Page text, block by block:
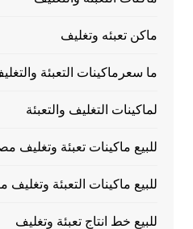
ماكن تعبئه وتغليف
ما سعرماكينات التعبئة
لماكينات التغليف والتعبئة
للبيع ماكينات تعبئة وتغليف
للبيع ماكينات التعبئة وتغليف
للبيع خط انتاج تعبئة وتغليف